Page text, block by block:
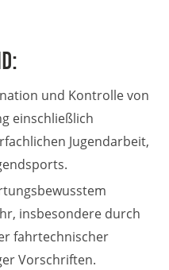
und Kontrolle von
einschließlich
Jugendarbeit,
insbesondere durch
fahrtechnischer
Vorschriften.
Cookie-